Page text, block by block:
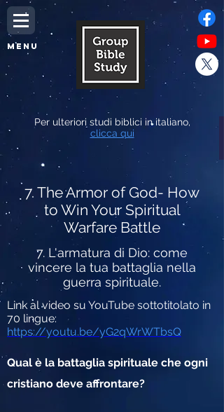
MENU
Per ulteriori studi biblici in italiano,
clicca qui
7. The Armor of God- How
to Win Your Spiritual
Warfare Battle
7. L'armatura di Dio: come
vincere la tua battaglia nella
guerra spirituale.
Link al video su YouTube sottotitolato in
70 lingue:
https://youtu.be/yG2qWrWTbsQ
Qual è la battaglia spirituale che ogni
cristiano deve affrontare?